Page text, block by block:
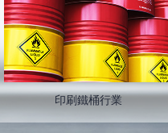
建築行業